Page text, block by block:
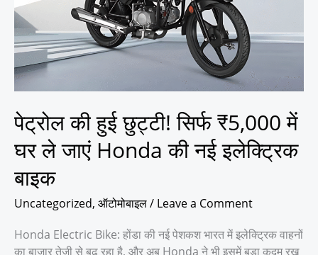
पेट्रोल की हुई छुट्टी! सिर्फ ₹5,000 में
घर ले जाएं Honda की नई इलेक्ट्रिक
बाइक
Uncategorized, ऑटोमोबाइल/ Leave a Comment
Honda Electric Bike: होंडा की नई पेशकश भारत में इलेक्ट्रिक वाहनों
का बाजार तेजी से बढ़ रहा है, और अब Honda ने भी इसमें बड़ा कदम रख
में
घर
ले
जाएं
Honda
की
नई
इलेक्ट्रिक
बाइक